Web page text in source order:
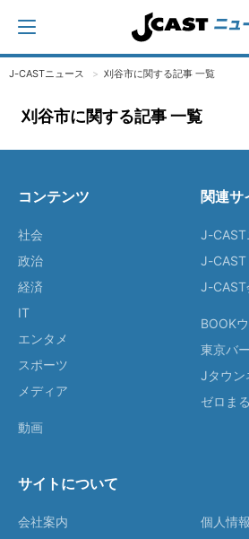
J-CASTニュース 刈谷市に関する記事 一覧
刈谷市に関する記事 一覧
コンテンツ
社会
政治
経済
IT
エンタメ
スポーツ
メディア
動画
関連サ
J-CAST
J-CAST
J-CAST
BOOK
東京バ
Jタウン
ゼロまる
サイトについて
会社案内
個人情